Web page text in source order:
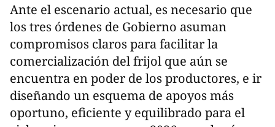
Ante el escenario actual, es necesario que
los tres órdenes de Gobierno asuman
compromisos claros para facilitar la
comercialización del frijol que aún se
encuentra en poder de los productores, e ir
diseñando un esquema de apoyos más
oportuno, eficiente y equilibrado para el